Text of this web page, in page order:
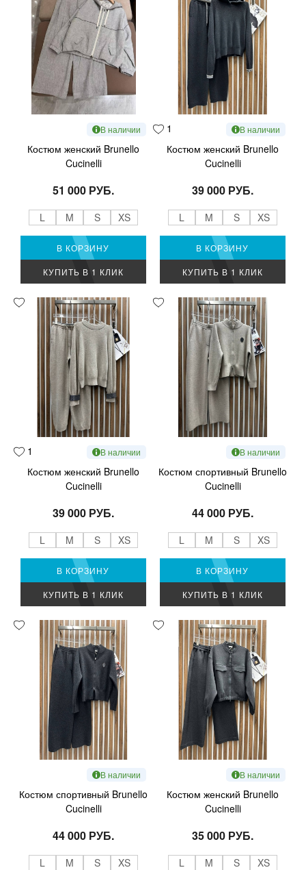
В наличии
Костюм женский Brunello
Cucinelli
51 000 РУБ.
L M S XS
В КОРЗИНУ
КУПИТЬ В 1 КЛИК
1 В наличии
Костюм женский Brunello
Cucinelli
39 000 РУБ.
L M S XS
В КОРЗИНУ
КУПИТЬ В 1 КЛИК
1 В наличии
Костюм женский Brunello
Cucinelli
39 000 РУБ.
L M S XS
В КОРЗИНУ
КУПИТЬ В 1 КЛИК
В наличии
Костюм спортивный Brunello
Cucinelli
44 000 РУБ.
L M S XS
В КОРЗИНУ
КУПИТЬ В 1 КЛИК
В наличии
Костюм спортивный Brunello
Cucinelli
44 000 РУБ.
L M S XS
В наличии
Костюм женский Brunello
Cucinelli
35 000 РУБ.
L M S XS